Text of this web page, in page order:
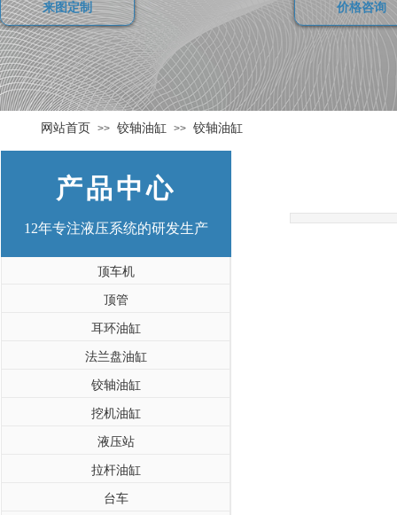
价格咨询
来图定制
网站首页 >> 铰轴油缸 >> 铰轴油缸
产品中心
12年专注液压系统的研发生产
顶车机
顶管
耳环油缸
法兰盘油缸
铰轴油缸
挖机油缸
液压站
拉杆油缸
台车